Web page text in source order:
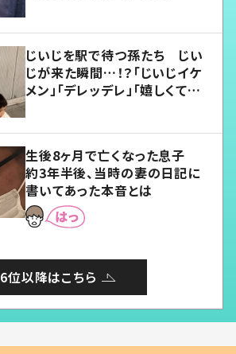
じいじを駅で待つ孫たち じい
じが来た瞬間…！？「じいじイケ
メン」「デレッデレ」「嬉しくて可
生後8ヶ月で亡くなった息子
約3年半後、当時の妻の日記に
書いてあった本音とは
6位以降はこちら